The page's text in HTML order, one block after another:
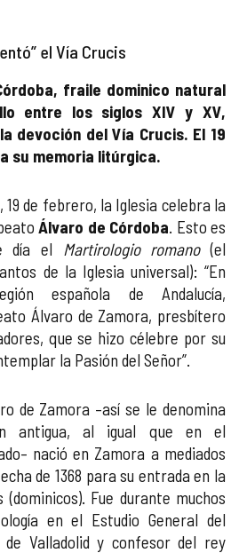
el Vía Crucis
fraile dominico natural
entre los siglos XIV y XV,
devoción del Vía Crucis. El 19
su memoria litúrgica.
19 de febrero, la Iglesia celebra la
Álvaro de Córdoba. Esto es
día el
Martirologio romano(el
de la Iglesia universal): “En
española de Andalucía,
Álvaro de Zamora, presbítero
que se hizo célebre por su
la Pasión del Señor”.
de Zamora –así se le denomina
antigua, al igual que en el
nació en Zamora a mediados
de 1368 para su entrada en la
(dominicos). Fue durante muchos
en el Estudio General del
de Valladolid y confesor del rey